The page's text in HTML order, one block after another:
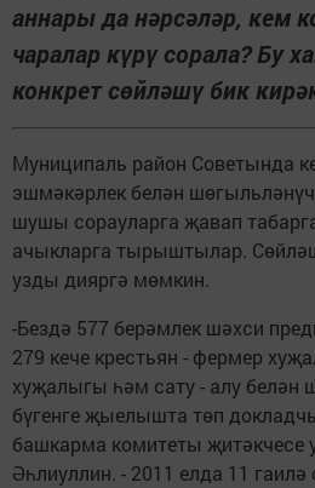
аннары да нәрсәләр, кем
чаралар күрү сорала? Бу
конкрет сөйләшү бик
Муниципаль район Советында
эшмәкәрлек белән
шушы сорауларга җавап
ачыкларга тырыштылар.
узды дияргә мөмкин.
-Бездә 577 берәмлек шәхси
279 кече крестьян - фермер
хуҗалыгы һәм сату - алу белән
бүгенге җыелышта төп
башкарма комитеты
Әһлиуллин. - 2011 елда 11